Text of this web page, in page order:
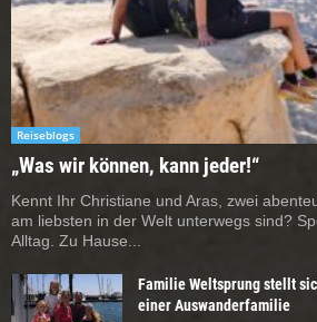
Reiseblogs
„Was wir können, kann jeder!“
Kennt Ihr Christiane und Aras, zwei
am liebsten in der Welt unterwegs sind?
Alltag. Zu Hause...
Familie Weltsprung stellt
einer Auswanderfamilie